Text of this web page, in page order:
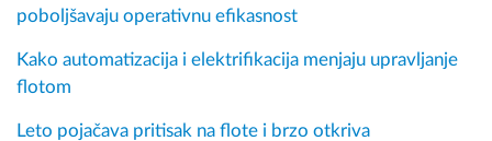
poboljšavaju operativnu efikasnost
Kako automatizacija i elektrifikacija menjaju upravljanje
flotom
Leto pojačava pritisak na flote i brzo otkriva